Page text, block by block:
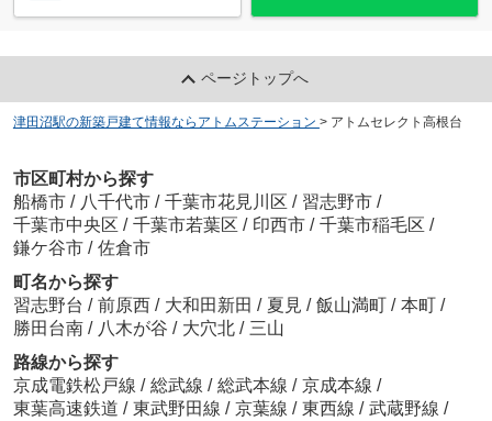
ページトップへ
津田沼駅の新築戸建て情報ならアトムステーション > アトムセレクト高根台
市区町村から探す
船橋市 / 八千代市 / 千葉市花見川区 / 習志野市 /
千葉市中央区 / 千葉市若葉区 / 印西市 / 千葉市稲毛区 /
鎌ケ谷市 / 佐倉市
町名から探す
習志野台 / 前原西 / 大和田新田 / 夏見 / 飯山満町 / 本町 /
勝田台南 / 八木が谷 / 大穴北 / 三山
路線から探す
京成電鉄松戸線 / 総武線 / 総武本線 / 京成本線 /
東葉高速鉄道 / 東武野田線 / 京葉線 / 東西線 / 武蔵野線 /